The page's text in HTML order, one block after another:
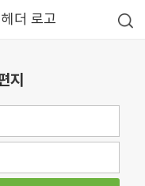
지